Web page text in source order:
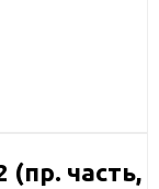
(пр. часть,